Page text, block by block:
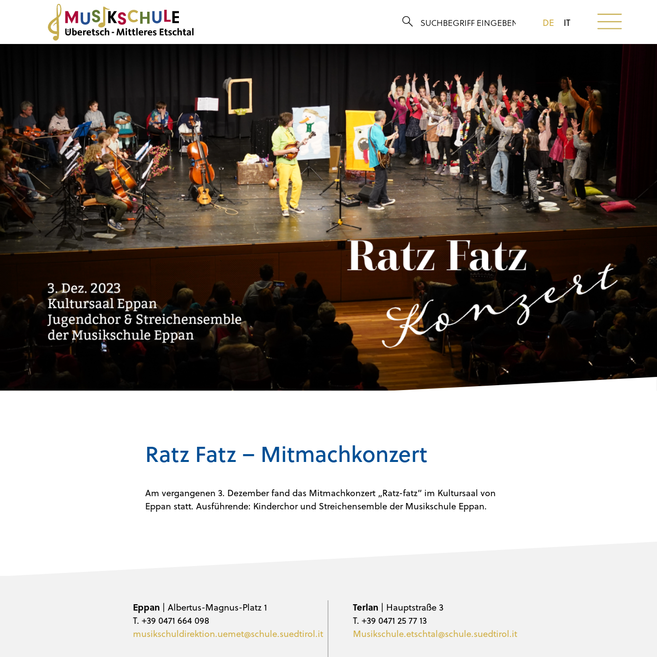
DE IT
Ratz Fatz – Mitmachkonzert
Am vergangenen 3. Dezember fand das Mitmachkonzert „Ratz-fatz“ im Kultursaal von
Eppan statt. Ausführende: Kinderchor und Streichensemble der Musikschule Eppan.
Eppan | Albertus-Magnus-Platz 1
T. +39 0471 664 098
musikschuldirektion.uemet@schule.suedtirol.it
Terlan | Hauptstraße 3
T. +39 0471 25 77 13
Musikschule.etschtal@schule.suedtirol.it